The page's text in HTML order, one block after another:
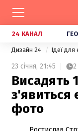
24 КАНАЛ
Дизайн 24 Ідеї для
23 січня, 21:45 2
Висадять
з'явиться
фото